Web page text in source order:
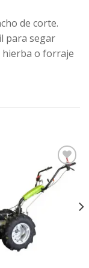
de corte.
para segar
hierba o forraje
Agregar
a la
Lista de